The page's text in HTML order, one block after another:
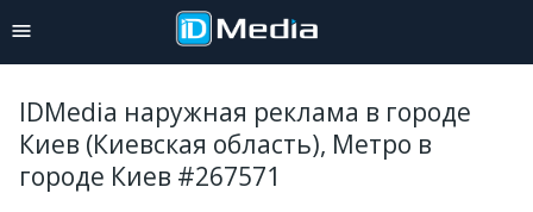
IDMedia наружная реклама в городе
Киев (Киевская область), Метро в
городе Киев #267571